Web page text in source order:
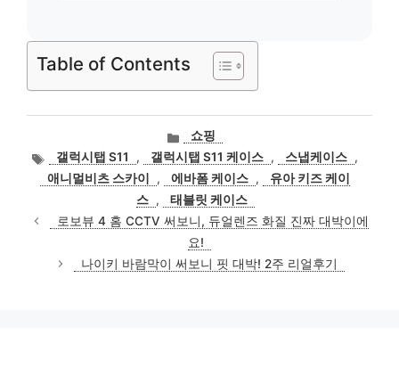
Table of Contents
카
테
고
리
쇼핑
태
그
갤럭시탭 S11 , 갤럭시탭 S11 케이스 , 스냅케이스 ,
애니멀비츠 스카이
, 에바폼 케이스 ,
유아 키즈 케이
스 ,
태블릿 케이스
로보뷰 4 홈 CCTV 써보니, 듀얼렌즈 화질 진짜 대박이에
요!
나이키 바람막이 써보니 핏 대박! 2주 리얼후기